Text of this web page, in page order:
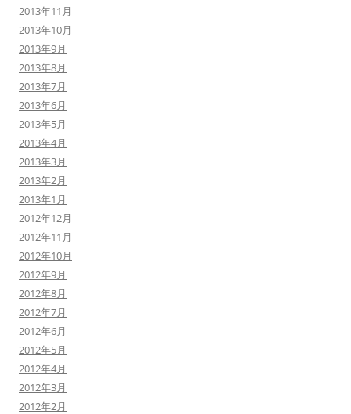
2013年11月
2013年10月
2013年9月
2013年8月
2013年7月
2013年6月
2013年5月
2013年4月
2013年3月
2013年2月
2013年1月
2012年12月
2012年11月
2012年10月
2012年9月
2012年8月
2012年7月
2012年6月
2012年5月
2012年4月
2012年3月
2012年2月